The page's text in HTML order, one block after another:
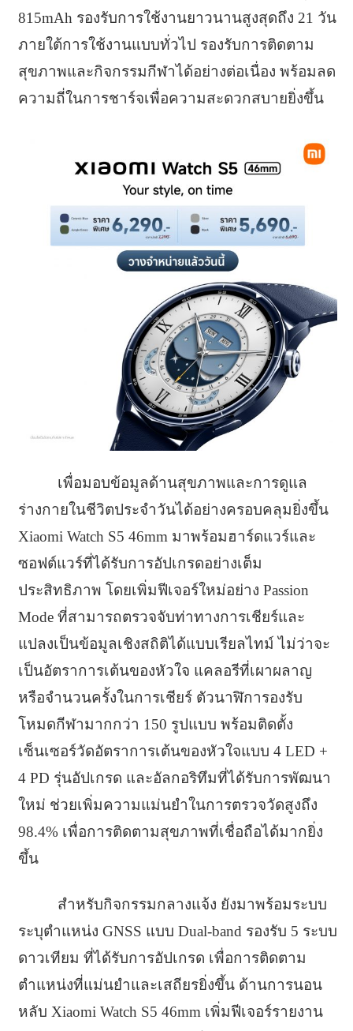
815mAh รองรับการใช้งานยาวนานสูงสุดถึง 21 วัน
ภายใต้การใช้งานแบบทั่วไป รองรับการติดตาม
สุขภาพและกิจกรรมกีฬาได้อย่างต่อเนื่อง พร้อมลด
ความถี่ในการชาร์จเพื่อความสะดวกสบายยิ่งขึ้น
เพื่อมอบข้อมูลด้านสุขภาพและการดูแล
ร่างกายในชีวิตประจำวันได้อย่างครอบคลุมยิ่งขึ้น
Xiaomi Watch S5 46mm มาพร้อมฮาร์ดแวร์และ
ซอฟต์แวร์ที่ได้รับการอัปเกรดอย่างเต็ม
ประสิทธิภาพ โดยเพิ่มฟีเจอร์ใหม่อย่าง Passion
Mode ที่สามารถตรวจจับท่าทางการเชียร์และ
แปลงเป็นข้อมูลเชิงสถิติได้แบบเรียลไทม์ ไม่ว่าจะ
เป็นอัตราการเต้นของหัวใจ แคลอรีที่เผาผลาญ
หรือจำนวนครั้งในการเชียร์ ตัวนาฬิการองรับ
โหมดกีฬามากกว่า 150 รูปแบบ พร้อมติดตั้ง
เซ็นเซอร์วัดอัตราการเต้นของหัวใจแบบ 4 LED +
4 PD รุ่นอัปเกรด และอัลกอริทึมที่ได้รับการพัฒนา
ใหม่ ช่วยเพิ่มความแม่นยำในการตรวจวัดสูงถึง
98.4% เพื่อการติดตามสุขภาพที่เชื่อถือได้มากยิ่ง
ขึ้น
สำหรับกิจกรรมกลางแจ้ง ยังมาพร้อมระบบ
ระบุตำแหน่ง GNSS แบบ Dual-band รองรับ 5 ระบบ
ดาวเทียม ที่ได้รับการอัปเกรด เพื่อการติดตาม
ตำแหน่งที่แม่นยำและเสถียรยิ่งขึ้น ด้านการนอน
หลับ Xiaomi Watch S5 46mm เพิ่มฟีเจอร์รายงาน